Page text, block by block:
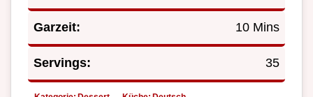
Garzeit: 10 Mins
Servings: 35